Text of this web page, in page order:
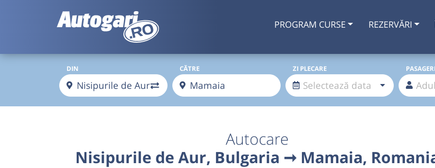
PROGRAM CURSE REZERVĂRI
DIN CĂTRE ZI PLECARE PASAGERI
Autocare
Nisipurile de Aur, Bulgaria ➞ Mamaia,